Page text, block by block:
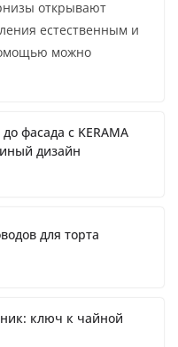
открывают
естественным и
можно
фасада с KERAMA
дизайн
для торта
ключ к чайной